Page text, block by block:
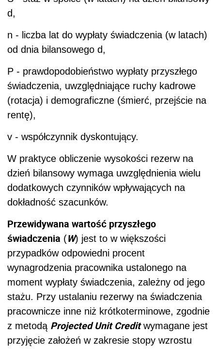
d,
n - liczba lat do wypłaty świadczenia (w latach)
od dnia bilansowego d,
P - prawdopodobieństwo wypłaty przyszłego
świadczenia, uwzględniające ruchy kadrowe
(rotacja) i demograficzne (śmierć, przejście na
rentę),
v - współczynnik dyskontujący.
W praktyce obliczenie wysokości rezerw na
dzień bilansowy wymaga uwzględnienia wielu
dodatkowych czynników wpływających na
dokładność szacunków.
Przewidywana wartość przyszłego
świadczenia (W) jest to w większości
przypadków odpowiedni procent
wynagrodzenia pracownika ustalonego na
moment wypłaty świadczenia, zależny od jego
stażu. Przy ustalaniu rezerwy na świadczenia
pracownicze inne niż krótkoterminowe, zgodnie
z metodą Projected Unit Creditwymagane jest
przyjęcie założeń w zakresie stopy wzrostu